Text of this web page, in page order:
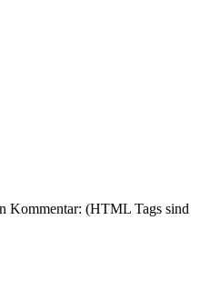
Kommentar: (HTML Tags sind